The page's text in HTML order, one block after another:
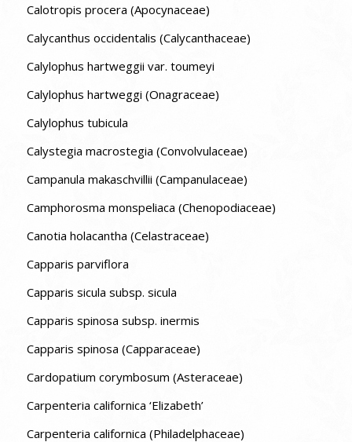
Calotropis procera (Apocynaceae)
Calycanthus occidentalis (Calycanthaceae)
Calylophus hartweggii var. toumeyi
Calylophus hartweggi (Onagraceae)
Calylophus tubicula
Calystegia macrostegia (Convolvulaceae)
Campanula makaschvillii (Campanulaceae)
Camphorosma monspeliaca (Chenopodiaceae)
Canotia holacantha (Celastraceae)
Capparis parviflora
Capparis sicula subsp. sicula
Capparis spinosa subsp. inermis
Capparis spinosa (Capparaceae)
Cardopatium corymbosum (Asteraceae)
Carpenteria californica ‘Elizabeth’
Carpenteria californica (Philadelphaceae)